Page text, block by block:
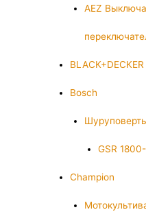
AEZ
BLACK+DECKER
Bosch
GSR
Champion